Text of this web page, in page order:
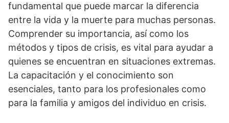
fundamental que puede marcar la diferencia
entre la vida y la muerte para muchas personas.
Comprender su importancia, así­ como los
métodos y tipos de crisis, es vital para ayudar a
quienes se encuentran en situaciones extremas.
La capacitación y el conocimiento son
esenciales, tanto para los profesionales como
para la familia y amigos del individuo en crisis.